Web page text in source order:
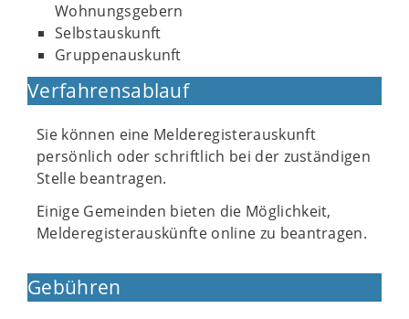
Wohnungsgebern
Selbstauskunft
Gruppenauskunft
Verfahrensablauf
Sie können eine Melderegisterauskunft
persönlich oder schriftlich bei der zuständigen
Stelle beantragen.
Einige Gemeinden bieten die Möglichkeit,
Melderegisterauskünfte online zu beantragen.
Gebühren